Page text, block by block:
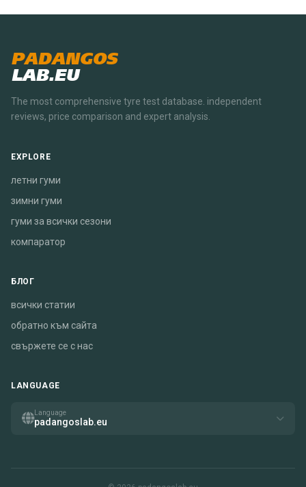
PADANGOS
LAB.EU
The most comprehensive tyre test database. independent
reviews, price comparison and expert analysis.
EXPLORE
летни гуми
зимни гуми
гуми за всички сезони
компаратор
БЛОГ
всички статии
обратно към сайта
свържете се с нас
LANGUAGE
Language
padangoslab.eu